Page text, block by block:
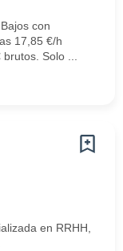
con
17,85 €/h
Solo ...
en RRHH,